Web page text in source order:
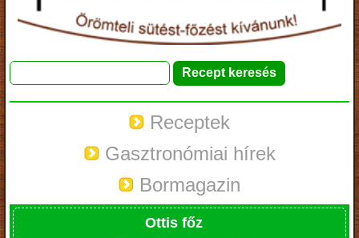
Receptek
Gasztronómiai hírek
Bormagazin
Ottis főz